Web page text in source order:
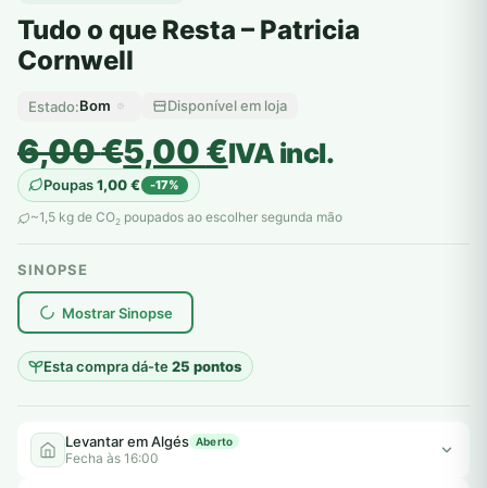
Tudo o que Resta – Patricia
Cornwell
Estado:Bom Disponível em loja
6,00€
O
preço
original
era:
6,00 €.
5,00€
O
preço
atual
é:
5,00 €.
IVA incl.
Poupas1,00€ -17%
~1,5 kg de CO2 poupados ao escolher segunda mão
SINOPSE
Mostrar Sinopse
Esta compra dá-te25 pontos
plantar árvores reais
Levantar em Algés Aberto
Fecha às 16:00